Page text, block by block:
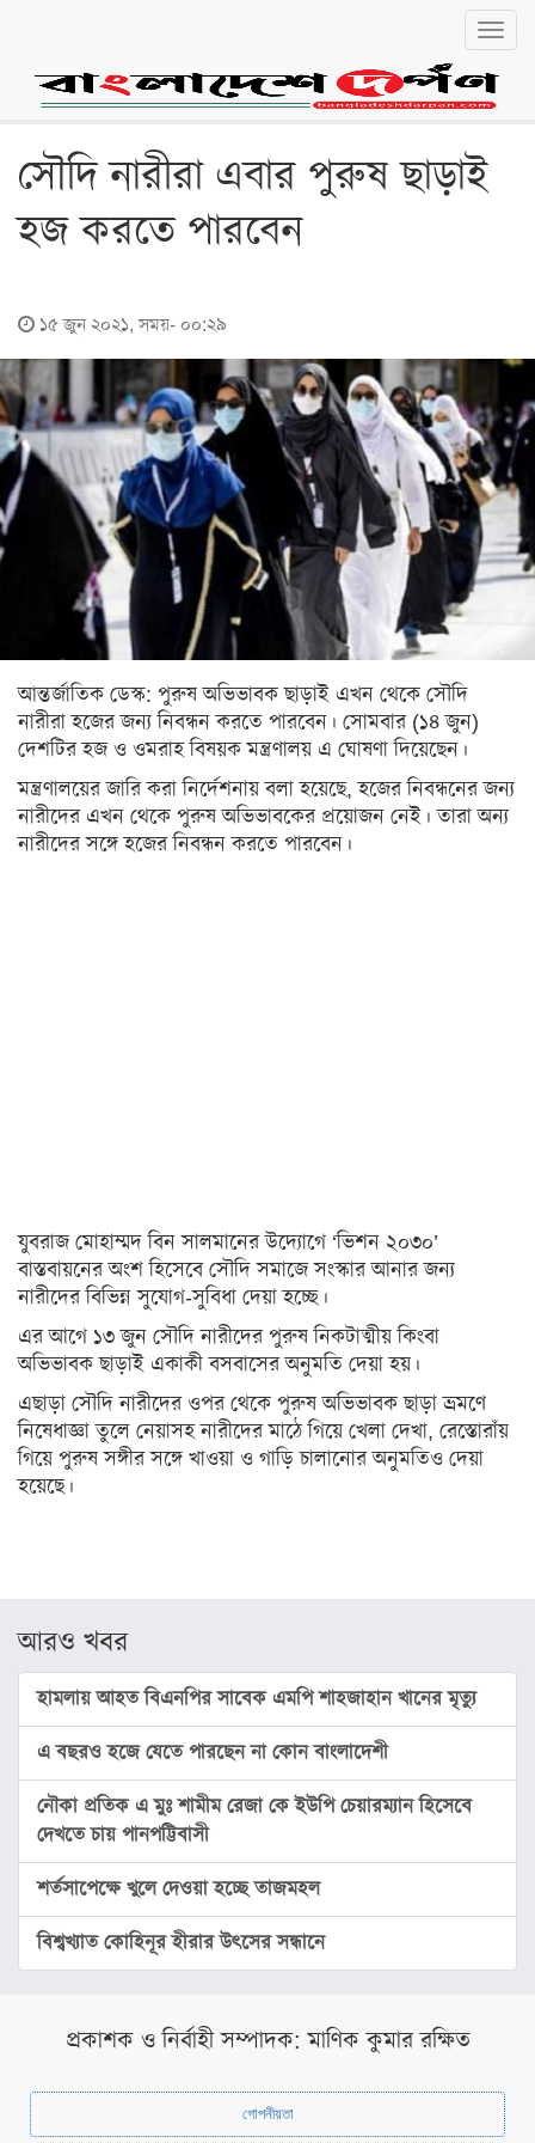
জাতীয়
রাজনীতি
লোকালয়
বরিশাল
খুলনা
ঢাকা
সিলেট
ময়মনসিংহ
রাজশাহী
রংপুর
বিদেশ
ভারত
আমেরিকা
ফুটবল
অন্যান্য
বিনোদন
চলচ্চিত্র
টেলিভিশন
সংগীত
রসনাবিলাস
সম্পর্ক
ফ্যাশন
ইয়োগা
ফিচার
সাহিত্য
ও
পঞ্জিকা
বাংলা English
সৌদি নারীরা এবার পুরুষ ছাড়াই
হজ করতে পারবেন
১৫ জুন ২০২১, সময়- ০০:২৯
আন্তর্জাতিক ডেস্ক: পুরুষ অভিভাবক ছাড়াই এখন থেকে সৌদি
নারীরা হজের জন্য নিবন্ধন করতে পারবেন। সোমবার (১৪ জুন)
দেশটির হজ ও ওমরাহ বিষয়ক মন্ত্রণালয় এ ঘোষণা দিয়েছেন।
মন্ত্রণালয়ের জারি করা নির্দেশনায় বলা হয়েছে, হজের নিবন্ধনের জন্য
নারীদের এখন থেকে পুরুষ অভিভাবকের প্রয়োজন নেই। তারা অন্য
নারীদের সঙ্গে হজের নিবন্ধন করতে পারবেন।
যুবরাজ মোহাম্মদ বিন সালমানের উদ্যোগে ‘ভিশন ২০৩০’
বাস্তবায়নের অংশ হিসেবে সৌদি সমাজে সংস্কার আনার জন্য
নারীদের বিভিন্ন সুযোগ-সুবিধা দেয়া হচ্ছে।
এর আগে ১৩ জুন সৌদি নারীদের পুরুষ নিকটাত্মীয় কিংবা
অভিভাবক ছাড়াই একাকী বসবাসের অনুমতি দেয়া হয়।
এছাড়া সৌদি নারীদের ওপর থেকে পুরুষ অভিভাবক ছাড়া ভ্রমণে
নিষেধাজ্ঞা তুলে নেয়াসহ নারীদের মাঠে গিয়ে খেলা দেখা, রেস্তোরাঁয়
গিয়ে পুরুষ সঙ্গীর সঙ্গে খাওয়া ও গাড়ি চালানোর অনুমতিও দেয়া
হয়েছে।
আরও খবর
হামলায় আহত বিএনপির সাবেক এমপি শাহজাহান খানের মৃত্যু
এ বছরও হজে যেতে পারছেন না কোন বাংলাদেশী
নৌকা প্রতিক এ মুঃ শামীম রেজা কে ইউপি চেয়ারম্যান হিসেবে
দেখতে চায় পানপট্টিবাসী
শর্তসাপেক্ষে খুলে দেওয়া হচ্ছে তাজমহল
বিশ্বখ্যাত কোহিনূর হীরার উৎসের সন্ধানে
প্রকাশক ও নির্বাহী সম্পাদক: মাণিক কুমার রক্ষিত
গোপনীয়তা